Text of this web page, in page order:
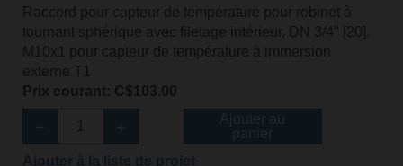
Raccord pour capteur de température pour robinet à
tournant sphérique avec filetage intérieur, DN 3/4" [20],
M10x1 pour capteur de température à immersion
externe T1
Prix courant: C$103.00